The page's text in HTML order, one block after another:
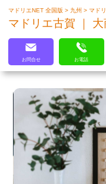
マドリ
クリア
マドリエNET 全国版> 九州>マド
マドリエ古賀 ｜ 大
お問合せ お電話